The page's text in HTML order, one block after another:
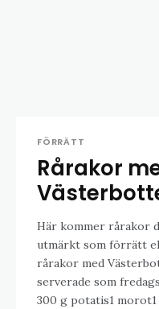
FÖRRÄTT
Rårakor
Här kommer rårakor
utmärkt som förrätt
rårakor med
serverade som fredagsmiddag. För
300 g potatis1